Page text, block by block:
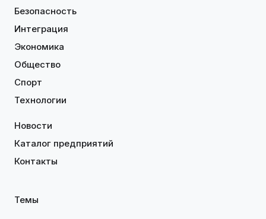
Безопасность
Интеграция
Экономика
Общество
Спорт
Технологии
Новости
Каталог предприятий
Контакты
Темы